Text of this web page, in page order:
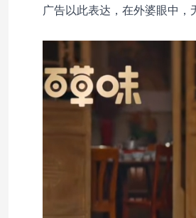
广告以此表达，在外婆眼中，